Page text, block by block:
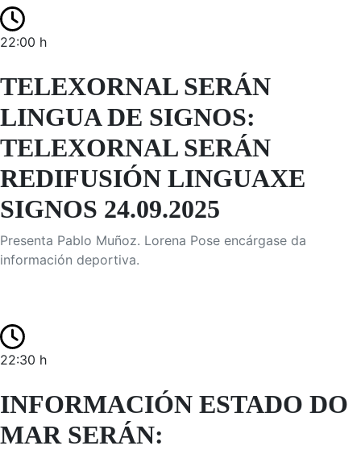
22:00 h
TELEXORNAL SERÁN
LINGUA DE SIGNOS:
TELEXORNAL SERÁN
REDIFUSIÓN LINGUAXE
SIGNOS 24.09.2025
Presenta Pablo Muñoz. Lorena Pose encárgase da
información deportiva.
22:30 h
INFORMACIÓN ESTADO DO
MAR SERÁN: